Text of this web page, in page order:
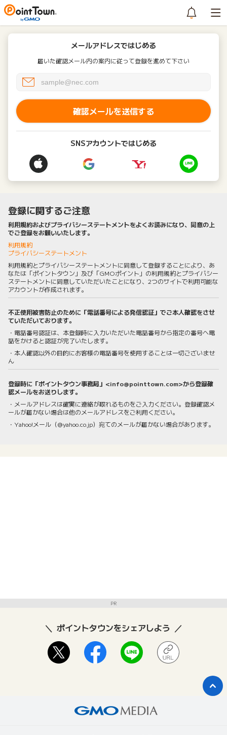
メールアドレスではじめる
届いた確認メール内の案内に従って登録を進めて下さい
確認メールを送信する
SNSアカウントではじめる
登録に関するご注意
利用規約およびプライバシーステートメントをよくお読みになり、同意の上
でご登録をお願いいたします。
利用規約
プライバシーステートメント
利用規約とプライバシーステートメントに同意して登録することにより、あ
なたは「ポイントタウン」及び「GMOポイント」の利用規約とプライバシー
ステートメントに同意していただいたことになり、2つのサイトで利用可能な
アカウントが作成されます。
不正使用被害防止のために「電話番号による発信認証」でご本人確認をさせ
ていただいております。
・電話番号認証は、本登録時に入力いただいた電話番号から指定の番号へ電
話をかけると認証が完了いたします。
・本人確認以外の目的にお客様の電話番号を使用することは一切ございませ
ん
登録時に「ポイントタウン事務局」<info@pointtown.com>から登録確
認メールをお送りします。
・メールアドレスは確実に連絡が取れるものをご入力ください。登録確認メ
ールが届かない場合は他のメールアドレスをご利用ください。
・Yahoo!メール（@yahoo.co.jp）宛てのメールが届かない場合があります。
PR
ポイントタウンをシェアしよう